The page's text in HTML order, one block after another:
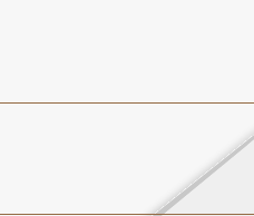
Parfum είναι ένα αισθητηριακό